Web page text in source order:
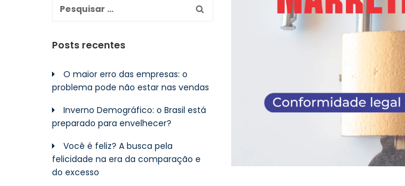
Posts recentes
O maior erro das empresas: o
problema pode não estar nas vendas
Inverno Demográfico: o Brasil está
preparado para envelhecer?
Você é feliz? A busca pela
felicidade na era da comparação e
do excesso